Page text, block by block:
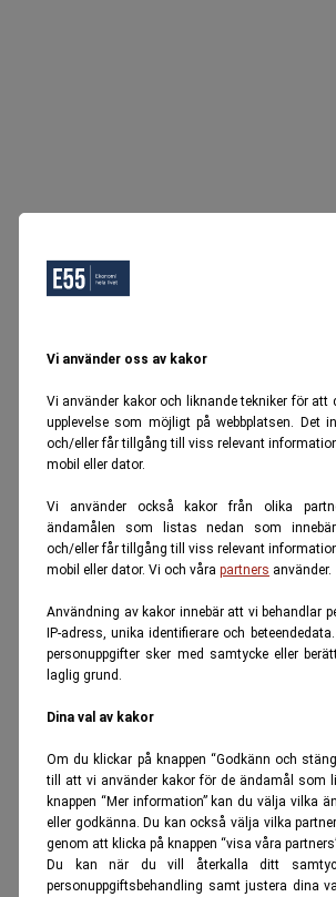
Vi använder oss av kakor
Vi använder kakor och liknande tekniker för att
upplevelse som möjligt på webbplatsen. Det
och/eller får tillgång till viss relevant
mobil eller dator.
Vi använder också kakor från olika
ändamålen som listas nedan som
och/eller får tillgång till viss relevant
mobil eller dator. Vi och våra partners använder.
Användning av kakor innebär att vi behandlar
IP-adress, unika identifierare och
personuppgifter sker med samtycke eller
laglig grund.
Dina val av kakor
Om du klickar på knappen “Godkänn och
till att vi använder kakor för de ändamål som
knappen “Mer information” kan du välja vilka
eller godkänna. Du kan också välja vilka
genom att klicka på knappen “visa våra
Du kan när du vill återkalla ditt
personuppgiftsbehandling samt justera dina